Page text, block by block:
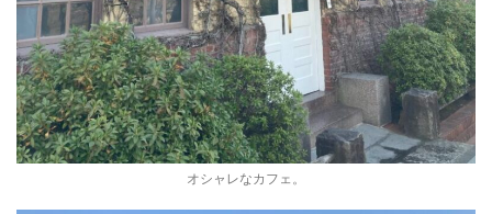
オシャレなカフェ。